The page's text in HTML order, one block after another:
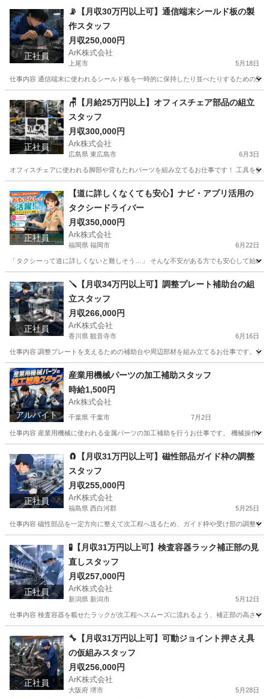
正社員
📡【月収30万円以上可】通信端末シールド板の製
作スタッフ
月収250,000円
ArK株式会社
上尾市 5月18日
仕事内容 通信端末に使われるシールド板を一時的に保持したり並べたりするための
工場
正社員
🪑【月給25万円以上】オフィスチェア部品の組立
スタッフ
月収300,000円
Ark株式会社
広島県 東広島市 6月3日
オフィスチェアに使われる脚部や背もたれパーツを組み立てるお仕事です！ 工具を
工場 社会保険
正社員
【道に詳しくなくても安心】ナビ・アプリ活用の
タクシードライバー
月収350,000円
Ark株式会社
福岡県 福岡市 6月22日
「タクシーって道に詳しくないと難しそう…」 そんな不安がある方でも安心して始
ドライバー 未経験
正社員
🪛【月収34万円以上可】調整プレート補助台の組
立スタッフ
月収266,000円
ArK株式会社
香川県 観音寺市 6月16日
仕事内容 調整プレートを支えるための補助台や周辺部材を組み立てるお仕事です。
香川 観音寺市 工場 社会保険
アルバイト
産業用機械パーツの加工補助スタッフ
時給1,500円
Ark株式会社
千葉県 千葉市 7月2日
仕事内容 産業用機械に使われる金属パーツの加工補助を行うお仕事です。 機械操作
工場 スタッフ
正社員
🧲【月収31万円以上可】磁性部品ガイド枠の調整
スタッフ
月収255,000円
ArK株式会社
福島県 西白河郡 5月25日
仕事内容 磁性部品を一定方向に整えて次工程へ送るため、ガイド枠や受け部の調整
工場 社会保険
正社員
🧪【月収31万円以上可】検査容器ラック補正部の見
直しスタッフ
月収257,000円
ArK株式会社
新潟県 新潟市 5月12日
仕事内容 検査容器を載せたラックが次工程へスムーズに流れるよう、補正部の高さ
工場 社会保険
正社員
🔧【月収31万円以上可】可動ジョイント押さえ具
の仮組みスタッフ
月収256,000円
ArK株式会社
大阪府 堺市 5月28日